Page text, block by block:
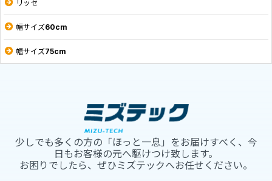
リッセ
幅サイズ60cm
幅サイズ75cm
少しでも多くの方の「ほっと一息」をお届けすべく、今
日もお客様の元へ駆けつけ致します。
お困りでしたら、ぜひミズテックへお任せください。